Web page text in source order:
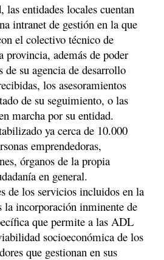
las entidades locales cuentan
intranet de gestión en la que
el colectivo técnico de
provincia, además de poder
de su agencia de desarrollo
los asesoramientos
de su seguimiento, o las
marcha por su entidad.
ya cerca de 10.000
emprendedoras,
órganos de la propia
en general.
de los servicios incluidos en la
la incorporación inminente de
que permite a las ADL
socioeconómica de los
que gestionan en sus